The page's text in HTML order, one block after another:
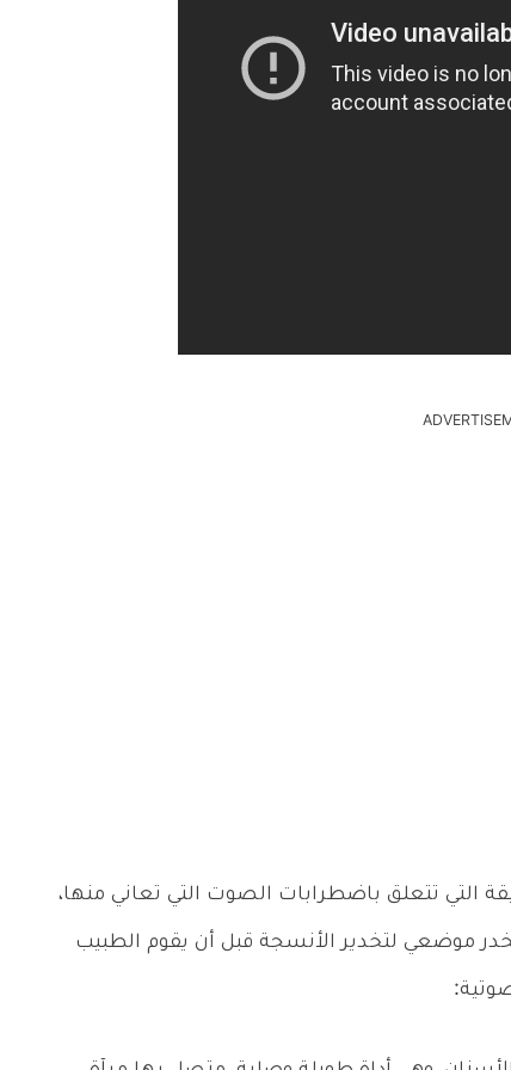
تتعلق باضطرابات الصوت التي تعاني منها،
موضعي لتخدير الأنسجة قبل أن يقوم الطبيب